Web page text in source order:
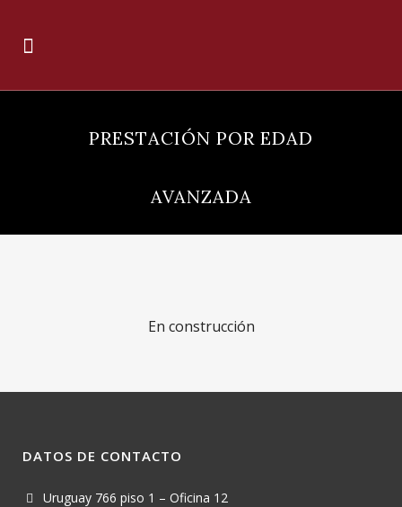
PRESTACIÓN POR EDAD
AVANZADA
En construcción
DATOS DE CONTACTO
Uruguay 766 piso 1 – Oficina 12